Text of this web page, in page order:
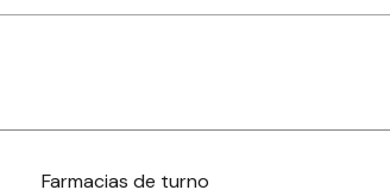
Farmacias de turno